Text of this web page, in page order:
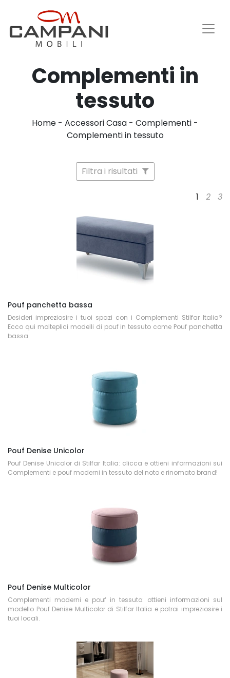
Complementi in
tessuto
Home - Accessori Casa - Complementi -
Complementi in tessuto
Filtra i risultati
1 2 3
Pouf panchetta bassa
Desideri impreziosire i tuoi spazi con i Complementi Stilfar Italia?
Ecco qui molteplici modelli di pouf in tessuto come Pouf panchetta
bassa.
Pouf Denise Unicolor
Pouf Denise Unicolor di Stilfar Italia: clicca e ottieni informazioni sui
Complementi e pouf moderni in tessuto del noto e rinomato brand!
Pouf Denise Multicolor
Complementi moderni e pouf in tessuto: ottieni informazioni sul
modello Pouf Denise Multicolor di Stilfar Italia e potrai impreziosire i
tuoi locali.